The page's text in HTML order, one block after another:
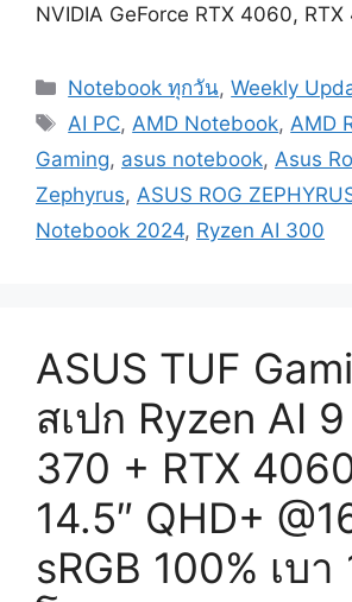
NVIDIA GeForce RTX 4060,
Categories
Notebook ทุกวัน,Weekly
Tags
AI PC, AMD Notebook, AMD
Gaming, asus notebook, Asus
Zephyrus, ASUS ROG
Notebook 2024, Ryzen AI 300
ASUS TUF
สเปก Ryzen AI
370 + RTX
14.5″ QHD+
sRGB 100% เบา